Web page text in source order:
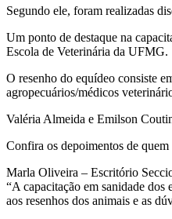
Segundo ele, foram realizadas
Um ponto de destaque na
Escola de Veterinária da UFMG.
O resenho do equídeo consiste
agropecuários/médicos
Valéria Almeida e Emilson
Confira os depoimentos de
Marla Oliveira – Escritório
“A capacitação em sanidade
aos resenhos dos animais e as